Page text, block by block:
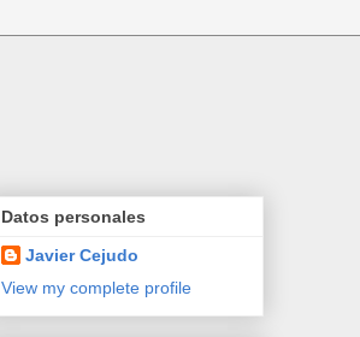
Datos personales
Javier Cejudo
View my complete profile